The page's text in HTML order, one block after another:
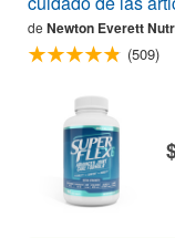
de Newton Everett
(509)